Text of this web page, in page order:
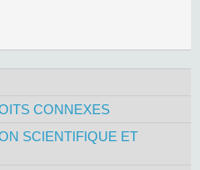
CONNEXES
SCIENTIFIQUE ET